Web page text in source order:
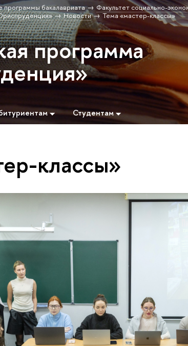
бакалавриата
Факультет социально-
Новости Тема «мастер-классы»
программа
Студентам
классы»